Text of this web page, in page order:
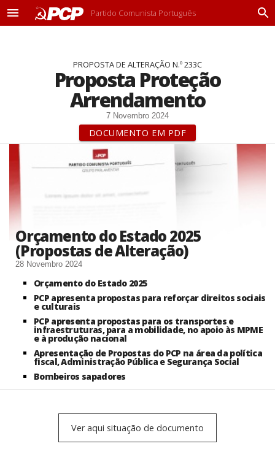
M
Partido Comunista Português
P
PROPOSTA DE ALTERAÇÃO N.º 233C
Proposta Proteção
Arrendamento
7 Novembro 2024
DOCUMENTO EM PDF
Orçamento do Estado 2025
(Propostas de Alteração)
28 Novembro 2024
Orçamento do Estado 2025
PCP apresenta propostas para reforçar direitos sociais
e culturais
PCP apresenta propostas para os transportes e
infraestruturas, para a mobilidade, no apoio às MPME
e à produção nacional
Apresentação de Propostas do PCP na área da política
fiscal, Administração Pública e Segurança Social
Bombeiros sapadores
Ver aqui situação de documento